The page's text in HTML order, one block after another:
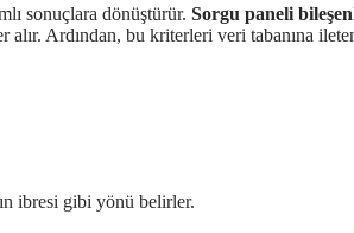
sonuçlara dönüştürür. Sorgu paneli
Ardından, bu kriterleri veri tabanına
ibresi gibi yönü belirler.